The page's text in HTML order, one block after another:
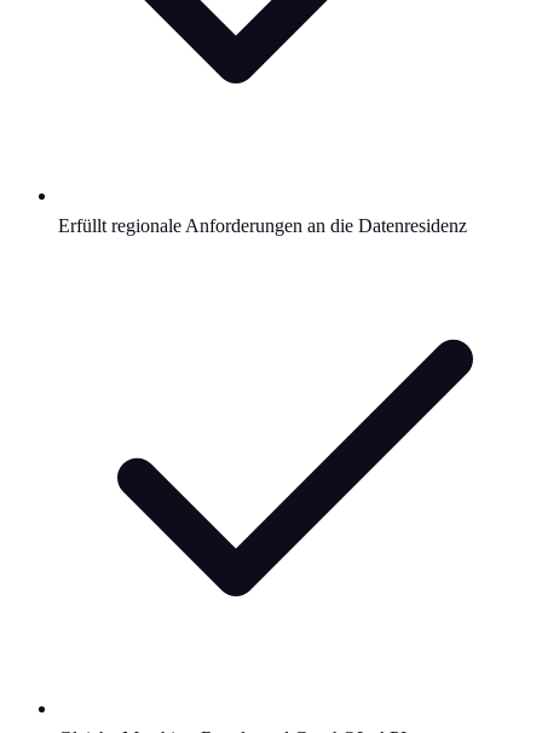
Erfüllt regionale Anforderungen an die Datenresidenz